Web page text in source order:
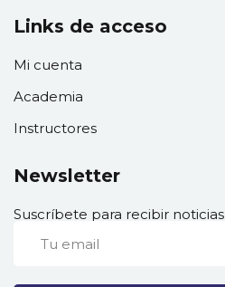
Links de acceso
Mi cuenta
Academia
Instructores
Newsletter
Suscríbete para recibir noticias